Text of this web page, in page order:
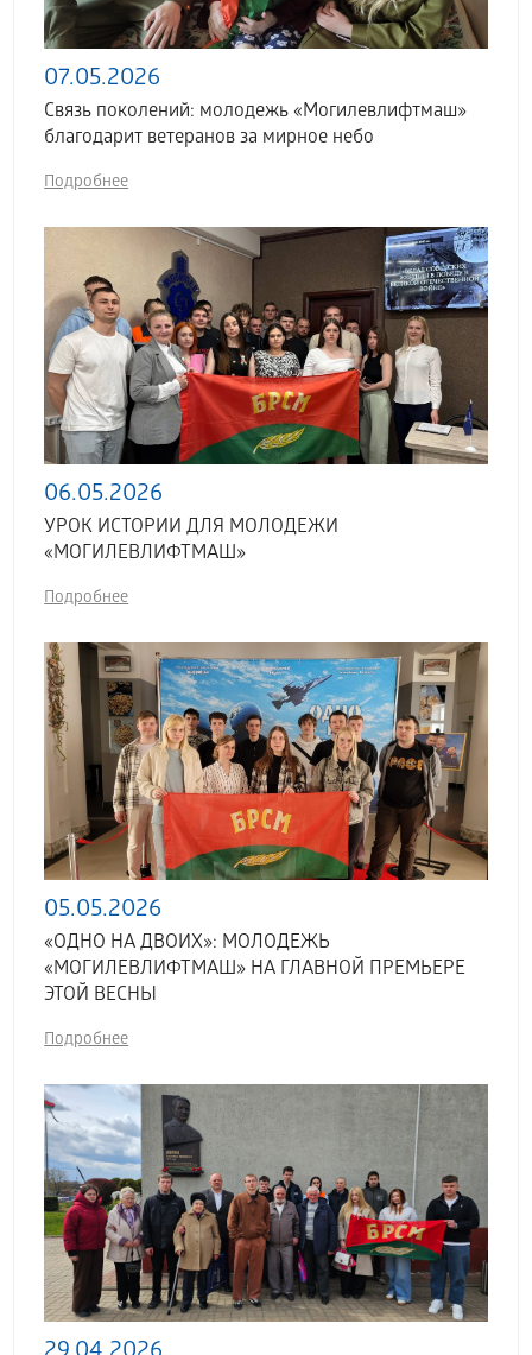
07.05.2026
Связь поколений: молодежь «Могилевлифтмаш»
благодарит ветеранов за мирное небо
Подробнее
06.05.2026
УРОК ИСТОРИИ ДЛЯ МОЛОДЕЖИ
«МОГИЛЕВЛИФТМАШ»
Подробнее
05.05.2026
«ОДНО НА ДВОИХ»: МОЛОДЕЖЬ
«МОГИЛЕВЛИФТМАШ» НА ГЛАВНОЙ ПРЕМЬЕРЕ
ЭТОЙ ВЕСНЫ
Подробнее